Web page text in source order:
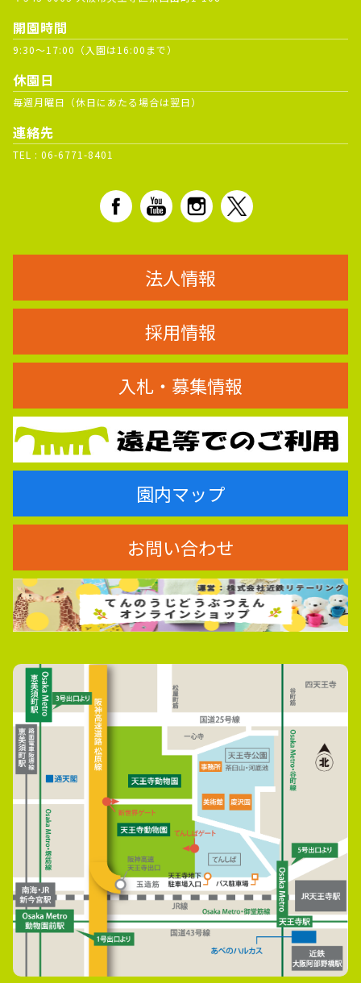
開園時間
9:30～17:00（入園は16:00まで）
休園日
毎週月曜日（休日にあたる場合は翌日）
連絡先
TEL : 06-6771-8401
法人情報
採用情報
入札・募集情報
園内マップ
お問い合わせ